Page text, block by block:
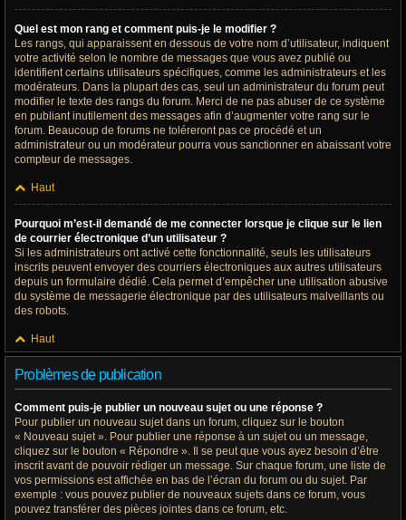
Quel est mon rang et comment puis-je le modifier ?
Les rangs, qui apparaissent en dessous de votre nom d’utilisateur, indiquent
votre activité selon le nombre de messages que vous avez publié ou
identifient certains utilisateurs spécifiques, comme les administrateurs et les
modérateurs. Dans la plupart des cas, seul un administrateur du forum peut
modifier le texte des rangs du forum. Merci de ne pas abuser de ce système
en publiant inutilement des messages afin d’augmenter votre rang sur le
forum. Beaucoup de forums ne toléreront pas ce procédé et un
administrateur ou un modérateur pourra vous sanctionner en abaissant votre
compteur de messages.
Haut
Pourquoi m’est-il demandé de me connecter lorsque je clique sur le lien
de courrier électronique d’un utilisateur ?
Si les administrateurs ont activé cette fonctionnalité, seuls les utilisateurs
inscrits peuvent envoyer des courriers électroniques aux autres utilisateurs
depuis un formulaire dédié. Cela permet d’empêcher une utilisation abusive
du système de messagerie électronique par des utilisateurs malveillants ou
des robots.
Haut
Problèmes de publication
Comment puis-je publier un nouveau sujet ou une réponse ?
Pour publier un nouveau sujet dans un forum, cliquez sur le bouton
« Nouveau sujet ». Pour publier une réponse à un sujet ou un message,
cliquez sur le bouton « Répondre ». Il se peut que vous ayez besoin d’être
inscrit avant de pouvoir rédiger un message. Sur chaque forum, une liste de
vos permissions est affichée en bas de l’écran du forum ou du sujet. Par
exemple : vous pouvez publier de nouveaux sujets dans ce forum, vous
pouvez transférer des pièces jointes dans ce forum, etc.